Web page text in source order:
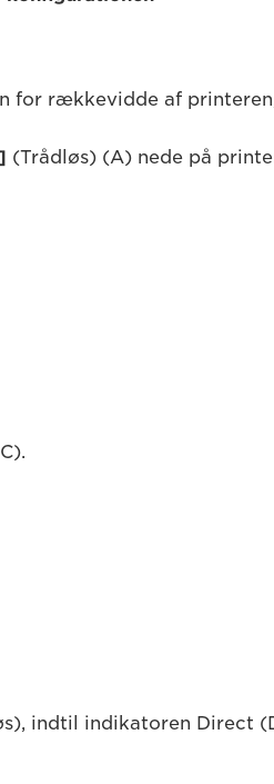
for rækkevidde af
(Trådløs) (A) nede på
indtil indikatoren Direct